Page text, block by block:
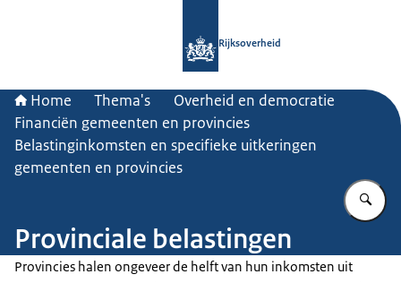
Rijksoverheid
Home Thema's
Overheid en democratie
Financiën gemeenten en provincies
Belastinginkomsten en specifieke uitkeringen
gemeenten en provincies
Provinciale belastingen
Provincies halen ongeveer de helft van hun inkomsten uit